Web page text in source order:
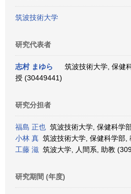
筑波技術大学
研究代表者
志村 まゆら
筑波技術大学, 保健
授 (30449441)
研究分担者
福島 正也 筑波技術大学, 保健科学
小林 真 筑波技術大学, 保健科学部,
工藤 滋 筑波大学, 人間系, 助教
研究期間 (年度)